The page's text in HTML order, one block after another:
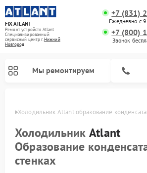
FIX-ATLANT
Ремонт устройств Atlant
Специализированный
cервисный центр г.Нижний
Новгород
+7 (831)
Ежедневно с
+7 (800)
Звонок
Мы ремонтируем
Холодильник Atlant образование конденсата
Холодильник Atlant
Образование
стенках